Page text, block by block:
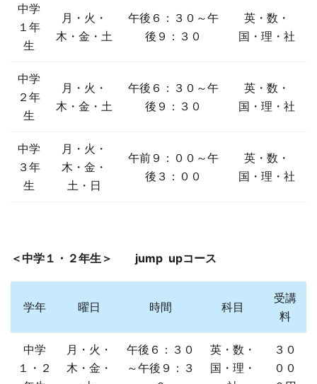
中学
１年
生
月・火・
木・金・土
午後６：３０～午
後９：３０
英・数・
国・理・社
中学
２年
生
月・火・
木・金・土
午後６：３０～午
後９：３０
英・数・
国・理・社
中学
３年
生
月・火・
木・金・
土・日
午前９：００～午
後３：００
英・数・
国・理・社
＜中学１・２年生＞ jump upコース
学年 曜日 時間 科目
受講
料
中学
１・２
月・火・
木・金・
午後６：３０
～午後９：３
英・数・
国・理・
３０
００